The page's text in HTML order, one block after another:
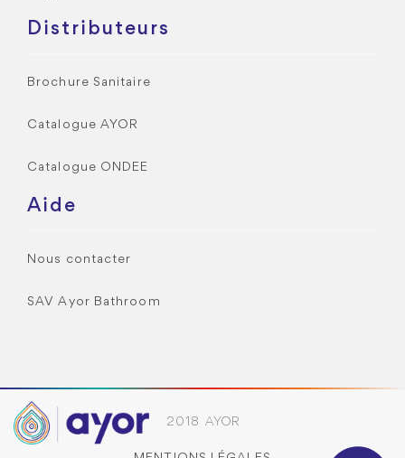
Distributeurs
Brochure Sanitaire
Catalogue AYOR
Catalogue ONDEE
Aide
Nous contacter
SAV Ayor Bathroom
2018 AYOR